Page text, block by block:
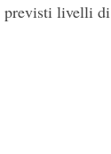
previsti livelli di